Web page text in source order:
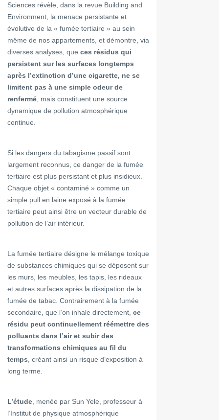
Sciences révèle, dans la revue Building and
Environment, la menace persistante et
évolutive de la « fumée tertiaire » au sein
même de nos appartements, et démontre, via
diverses analyses, que ces résidus qui
persistent sur les surfaces longtemps
après l’extinction d’une cigarette, ne se
limitent pas à une simple odeur de
renfermé , mais constituent une source
dynamique de pollution atmosphérique
continue.
Si les dangers du tabagisme passif sont
largement reconnus, ce danger de la fumée
tertiaire est plus persistant et plus insidieux.
Chaque objet « contaminé » comme un
simple pull en laine exposé à la fumée
tertiaire peut ainsi être un vecteur durable de
pollution de l’air intérieur.
La fumée tertiaire désigne le mélange toxique
de substances chimiques qui se déposent sur
les murs, les meubles, les tapis, les rideaux
et autres surfaces après la dissipation de la
fumée de tabac. Contrairement à la fumée
secondaire, que l’on inhale directement, ce
résidu peut continuellement réémettre des
polluants dans l’air et subir des
transformations chimiques au fil du
temps , créant ainsi un risque d’exposition à
long terme.
L’étude , menée par Sun Yele, professeur à
l’Institut de physique atmosphérique